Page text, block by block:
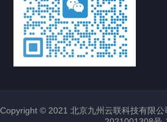
Copyright © 2021 北京九州云联科技有限公